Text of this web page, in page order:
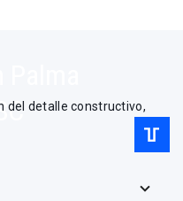
del detalle constructivo,